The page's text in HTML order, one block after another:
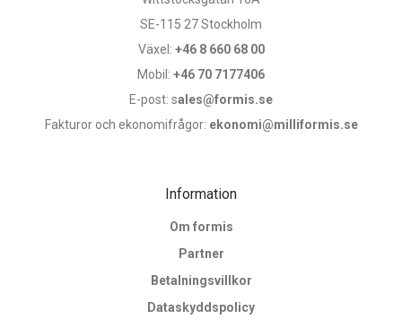
SE-115 27 Stockholm
Växel: +46 8 660 68 00
Mobil: +46 70 7177406
E-post: sales@formis.se
Fakturor och ekonomifrågor: ekonomi@milliformis.se
Information
Om formis
Partner
Betalningsvillkor
Dataskyddspolicy